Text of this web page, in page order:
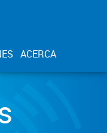
ACERCA